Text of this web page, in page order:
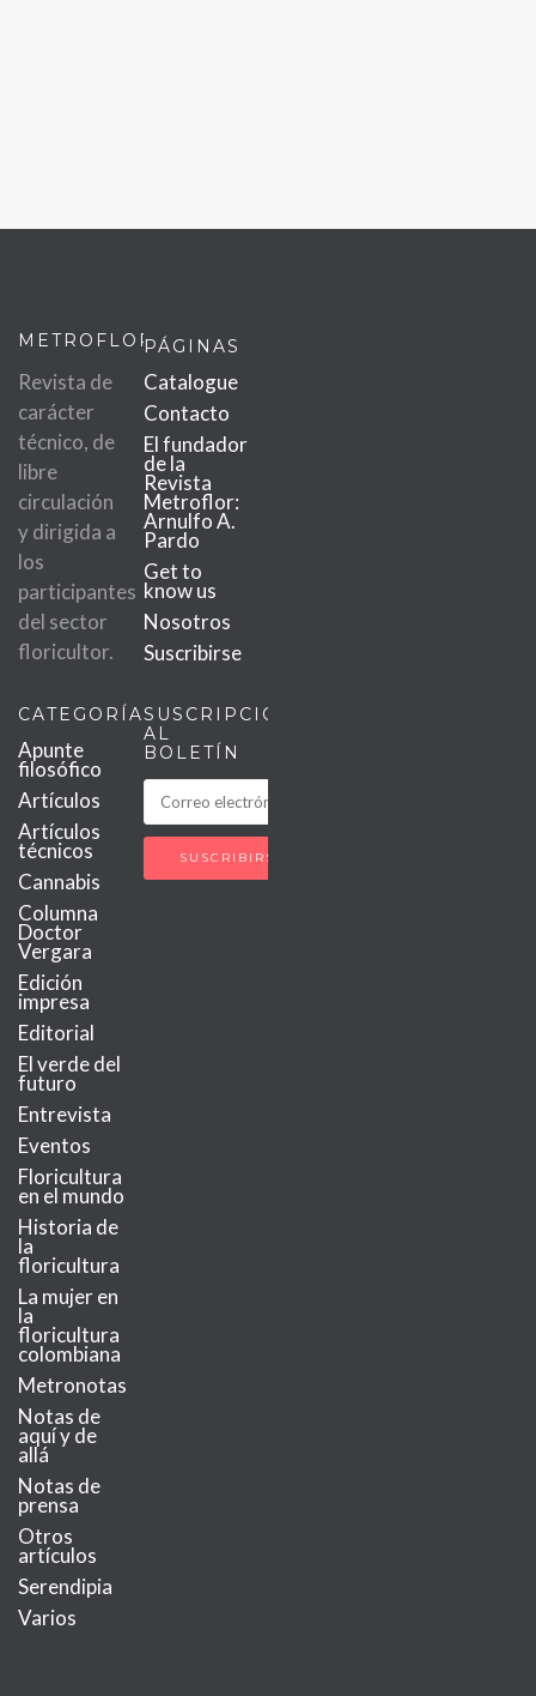
METROFLOR
Revista de
carácter
técnico, de
libre
circulación
y dirigida a
los
participantes
del sector
floricultor.
PÁGINAS
Catalogue
Contacto
El fundador
de la
Revista
Metroflor:
Arnulfo A.
Pardo
Get to
know us
Nosotros
Suscribirse
CATEGORÍAS
Apunte
filosófico
Artículos
Artículos
técnicos
Cannabis
Columna
Doctor
Vergara
Edición
impresa
Editorial
El verde del
futuro
Entrevista
Eventos
Floricultura
en el mundo
Historia de
la
floricultura
La mujer en
la
floricultura
colombiana
Metronotas
Notas de
aquí y de
allá
Notas de
prensa
Otros
artículos
Serendipia
Varios
SUSCRIPCIÓN
AL
BOLETÍN